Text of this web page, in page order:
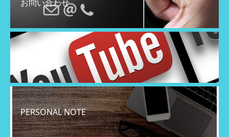
お問い合わせ
PERSONAL NOTE